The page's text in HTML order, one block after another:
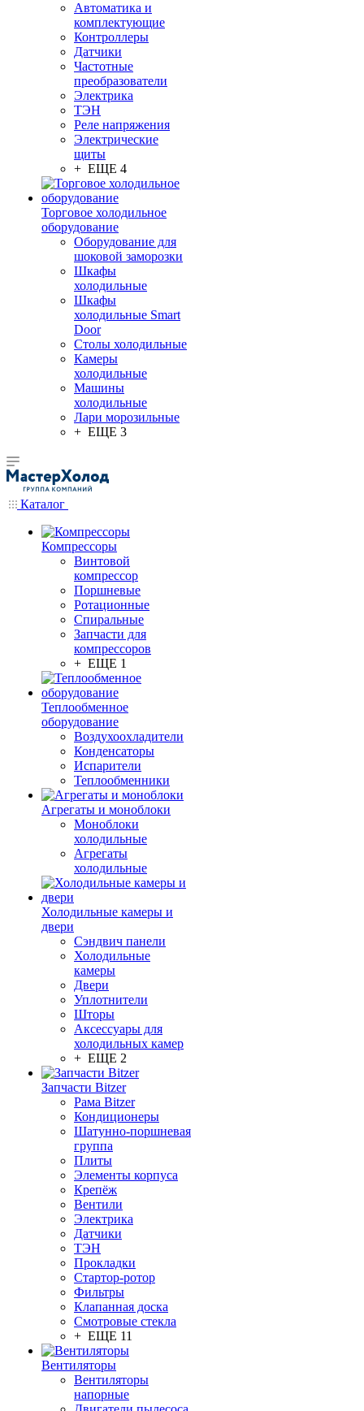
Автоматика и
комплектующие
Контроллеры
Датчики
Частотные
преобразователи
Электрика
ТЭН
Реле напряжения
Электрические
щиты
+ ЕЩЕ 4
Торговое холодильное
оборудование
Оборудование для
шоковой заморозки
Шкафы
холодильные
Шкафы
холодильные Smart
Door
Столы холодильные
Камеры
холодильные
Машины
холодильные
Лари морозильные
+ ЕЩЕ 3
Каталог
Компрессоры
Винтовой
компрессор
Поршневые
Ротационные
Спиральные
Запчасти для
компрессоров
+ ЕЩЕ 1
Теплообменное
оборудование
Воздухоохладители
Конденсаторы
Испарители
Теплообменники
Агрегаты и моноблоки
Моноблоки
холодильные
Агрегаты
холодильные
Холодильные камеры и
двери
Сэндвич панели
Холодильные
камеры
Двери
Уплотнители
Шторы
Аксессуары для
холодильных камер
+ ЕЩЕ 2
Запчасти Bitzer
Рама Bitzer
Кондиционеры
Шатунно-поршневая
группа
Плиты
Элементы корпуса
Крепёж
Вентили
Электрика
Датчики
ТЭН
Прокладки
Стартор-ротор
Фильтры
Клапанная доска
Смотровые стекла
+ ЕЩЕ 11
Вентиляторы
Вентиляторы
напорные